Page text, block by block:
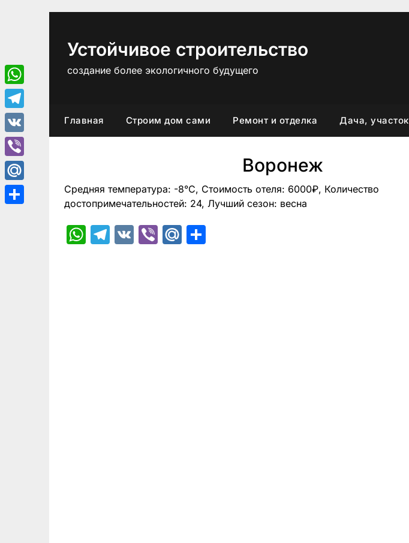
Устойчивое строительство
создание более экологичного будущего
Главная Строим дом сами Ремонт и отделка Дача, участок
Воронеж
Средняя температура: -8°C, Стоимость отеля: 6000₽, Количество
достопримечательностей: 24, Лучший сезон: весна
WhatsApp
Telegram
VK ViberMail.Ru
WhatsApp
Telegram
VK
Viber
Mail.Ru